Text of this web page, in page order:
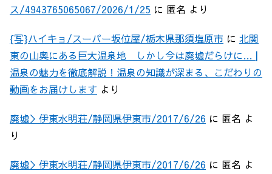
ス/4943765065067/2026/1/25 に 匿名 より
{写}ハイキョ/スーパー坂位屋/栃木県那須塩原市 に 北関
東の山奥にある巨大温泉地 しかし今は廃墟だらけに… |
温泉の魅力を徹底解説！温泉の知識が深まる、こだわりの
動画をお届けします より
廃墟＞伊東水明荘/静岡県伊東市/2017/6/26 に 匿名 よ
り
廃墟＞伊東水明荘/静岡県伊東市/2017/6/26 に 匿名 よ